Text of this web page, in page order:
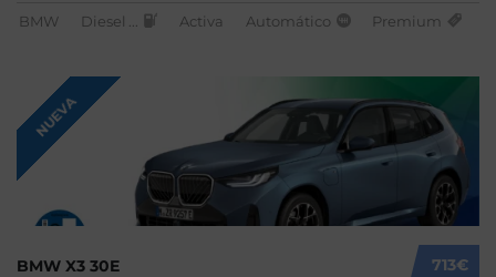
BMW Diesel ... Activa Automático Premium
NUEVA
713€
BMW X3 30E